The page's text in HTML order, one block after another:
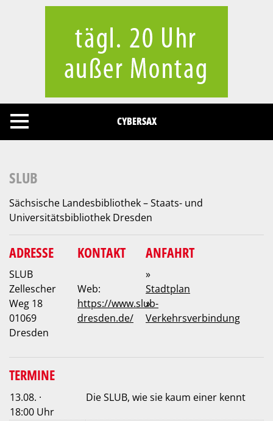
CYBERSAX
SLUB
Sächsische Landesbibliothek – Staats- und
Universitätsbibliothek Dresden
ADRESSE
SLUB
Zellescher
Weg 18
01069
Dresden
KONTAKT
Web:
https://www.slub-
dresden.de/
ANFAHRT
»
Stadtplan
»
Verkehrsverbindung
TERMINE
13.08. ·
18:00 Uhr
Die SLUB, wie sie kaum einer kennt
Cookies management panel